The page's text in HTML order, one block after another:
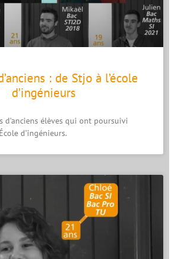
: de Stjo à l’école
d’ingénieurs
d’anciens élèves qui ont poursuivi
d’ingénieurs.